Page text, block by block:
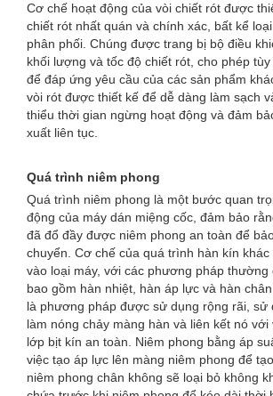
Cơ chế hoạt động của vòi chiết rót được
chiết rót nhất quán và chính xác, bất kể
phân phối. Chúng được trang bị bộ điều
khối lượng và tốc độ chiết rót, cho phép
để đáp ứng yêu cầu của các sản phẩm
vòi rót được thiết kế để dễ dàng làm sạch
thiểu thời gian ngừng hoạt động và đảm
xuất liên tục.
Quá trình niêm phong
Quá trình niêm phong là một bước quan
động của máy dán miệng cốc, đảm bảo
đã đổ đầy được niêm phong an toàn để
chuyển. Cơ chế của quá trình hàn kín
vào loại máy, với các phương pháp
bao gồm hàn nhiệt, hàn áp lực và hàn
là phương pháp được sử dụng rộng rãi, sử
làm nóng chảy màng hàn và liên kết nó
lớp bịt kín an toàn. Niêm phong bằng áp
việc tạo áp lực lên màng niêm phong để
niêm phong chân không sẽ loại bỏ không